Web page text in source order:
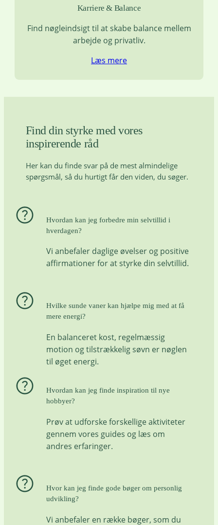
Karriere & Balance
Find nøgleindsigt til at skabe balance mellem
arbejde og privatliv.
Læs mere
Find din styrke med vores
inspirerende råd
Her kan du finde svar på de mest almindelige
spørgsmål, så du hurtigt får den viden, du søger.
Hvordan kan jeg forbedre min selvtillid i
hverdagen?
Vi anbefaler daglige øvelser og positive
affirmationer for at styrke din selvtillid.
Hvilke sunde vaner kan hjælpe mig med at få
mere energi?
En balanceret kost, regelmæssig
motion og tilstrækkelig søvn er nøglen
til øget energi.
Hvordan kan jeg finde inspiration til nye
hobbyer?
Prøv at udforske forskellige aktiviteter
gennem vores guides og læs om
andres erfaringer.
Hvor kan jeg finde gode bøger om personlig
udvikling?
Vi anbefaler en række bøger, som du